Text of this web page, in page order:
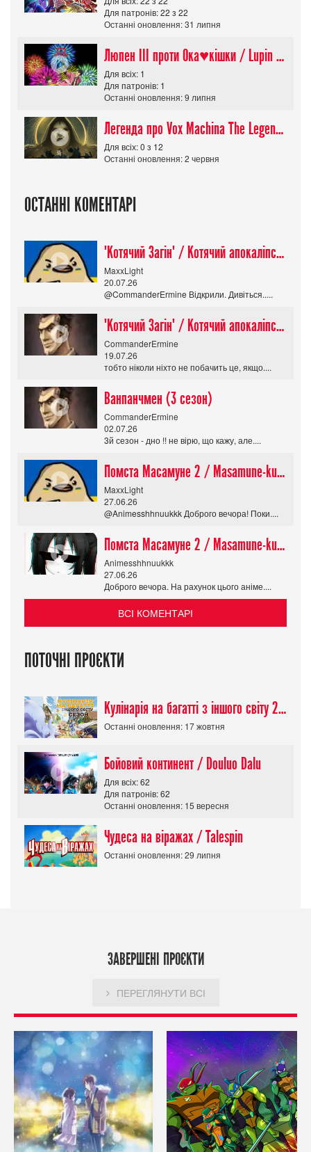
Для патронів: 22 з 22
Останні оновлення: 31 липня
Люпен ІІІ проти Ока♥кішки / Lupin III vs Cats Eye Movie
Для всіх: 1
Для патронів: 1
Останні оновлення: 9 липня
Легенда про Vox Machina The Legend of Vox Machina (Сезон 4)
Для всіх: 0 з 12
Останні оновлення: 2 червня
ОСТАННІ КОМЕНТАРІ
"Котячий Загін" / Котячий апокаліпсис / Cat Shit One
MaxxLight
20.07.26
@CommanderErmine Відкрили. Дивіться.....
"Котячий Загін" / Котячий апокаліпсис / Cat Shit One
CommanderErmine
19.07.26
тобто ніколи ніхто не побачить це, якщо....
Ванпанчмен (3 сезон)
CommanderErmine
02.07.26
3й сезон - дно !! не вірю, що кажу, але....
Помста Масамуне 2 / Masamune-kun no Revenge R
MaxxLight
27.06.26
@Animesshhnuukkk Доброго вечора! Поки....
Помста Масамуне 2 / Masamune-kun no Revenge R
Animesshhnuukkk
27.06.26
Доброго вечора. На рахунок цього аніме....
ВСІ КОМЕНТАРІ
ПОТОЧНІ ПРОЄКТИ
Кулінарія на багатті з іншого світу 2 сезон/ Tondemo Skill de Isekai Hourou
Останні оновлення: 17 жовтня
Бойовий континент / Douluo Dalu
Для всіх: 62
Для патронів: 62
Останні оновлення: 15 вересня
Чудеса на віражах / Talespin
Останні оновлення: 29 липня
ЗАВЕРШЕНІ ПРОЄКТИ
ПЕРЕГЛЯНУТИ ВСІ